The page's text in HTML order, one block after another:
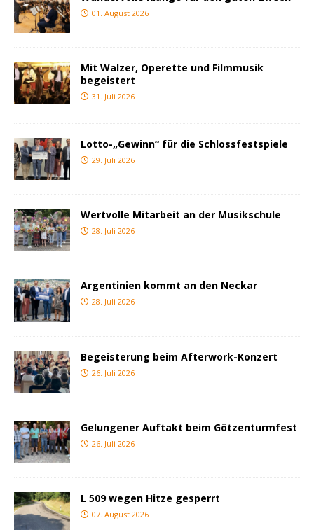
01. August 2026
Mit Walzer, Operette und Filmmusik
begeistert
31. Juli 2026
Lotto-„Gewinn“ für die Schlossfestspiele
29. Juli 2026
Wertvolle Mitarbeit an der Musikschule
28. Juli 2026
Argentinien kommt an den Neckar
28. Juli 2026
Begeisterung beim Afterwork-Konzert
26. Juli 2026
Gelungener Auftakt beim Götzenturmfest
26. Juli 2026
L 509 wegen Hitze gesperrt
07. August 2026